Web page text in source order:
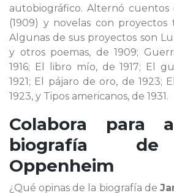
autobiográfico. Alternó cuentos
(1909) y novelas con proyectos
Algunas de sus proyectos son
y otros poemas, de 1909;
1916; El libro mío, de 1917; El
1921; El pájaro de oro, de 1923;
1923, y Tipos americanos, de 1931.
Colabora para
biografía
Oppenheim
¿Qué opinas de la biografía de